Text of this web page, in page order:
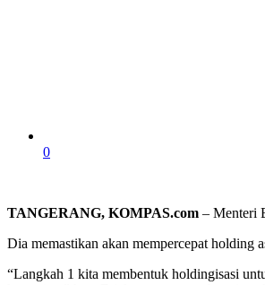
0
TANGERANG, KOMPAS.com – Menteri
Dia memastikan akan mempercepat holding
“Langkah 1 kita membentuk holdingisasi